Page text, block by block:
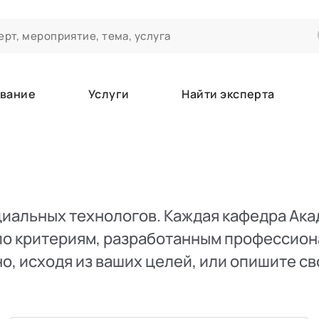
Услуги Найти эксперта
технологов. Каждая кафедра
критериям, разработанным
исходя из ваших целей, или опишите
вы зачисляетесь/уже зачислены в качестве слушателя